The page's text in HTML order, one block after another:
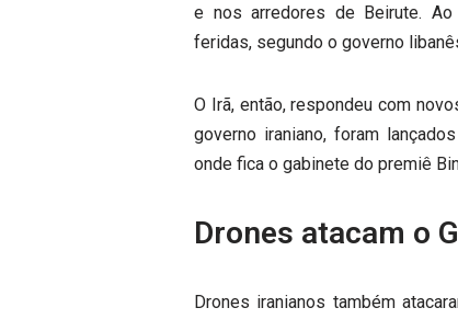
e nos arredores de Beirute.
feridas, segundo o governo
O Irã, então, respondeu com
governo iraniano, foram
onde fica o gabinete do premiê
Drones atacam o
Drones iranianos também